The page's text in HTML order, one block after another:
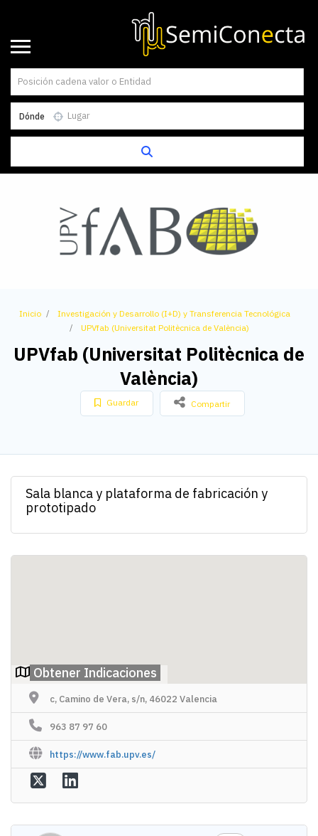
Dónde
Inicio
Investigación y Desarrollo (I+D) y Transferencia Tecnológica
UPVfab (Universitat Politècnica de València)
UPVfab (Universitat Politècnica de
València)
Guardar Compartir
Sala blanca y plataforma de fabricación y
prototipado
Obtener Indicaciones
c, Camino de Vera, s/n, 46022 Valencia
963 87 97 60
https://www.fab.upv.es/